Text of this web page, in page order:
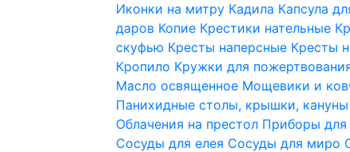
Иконки на митру Кадила Капсула
даров Копие Крестики нательные
скуфью Кресты наперсные Кресты
Кропило Кружки для
Масло освященное Мощевики и
Панихидные столы, крышки, кануны
Облачения на престол Приборы для
Сосуды для елея Сосуды для миро